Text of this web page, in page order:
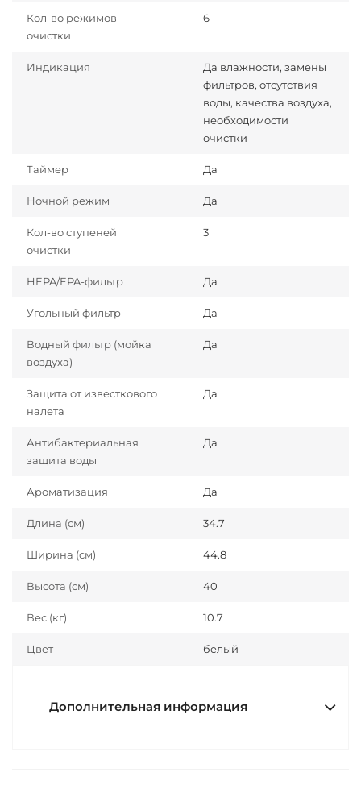
Кол-во режимов
очистки
6
Индикация
Да влажности, замены
фильтров, отсутствия
воды, качества воздуха,
необходимости
очистки
Таймер Да
Ночной режим Да
Кол-во ступеней
очистки
3
HEPA/EPA-фильтр Да
Угольный фильтр Да
Водный фильтр (мойка
воздуха)
Да
Защита от известкового
налета
Да
Антибактериальная
защита воды
Да
Ароматизация Да
Длина (cм) 34.7
Ширина (см) 44.8
Высота (см) 40
Вес (кг) 10.7
Цвет белый
Дополнительная информация